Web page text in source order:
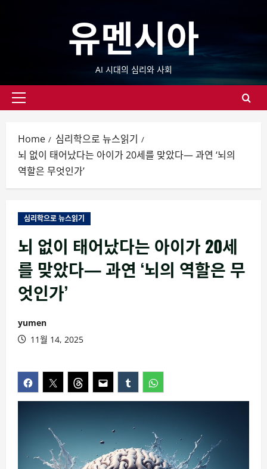
유멘시아
AI 시대의 심리와 사회
Primary
Home
심리학으로 뉴스읽기
뇌 없이 태어났다는 아이가 20세를 맞았다— 과연 ‘뇌의
역할은 무엇인가’
심리학으로 뉴스읽기
뇌 없이 태어났다는 아이가 20세
를 맞았다— 과연 ‘뇌의 역할은 무
엇인가’
yumen
11월 14, 2025